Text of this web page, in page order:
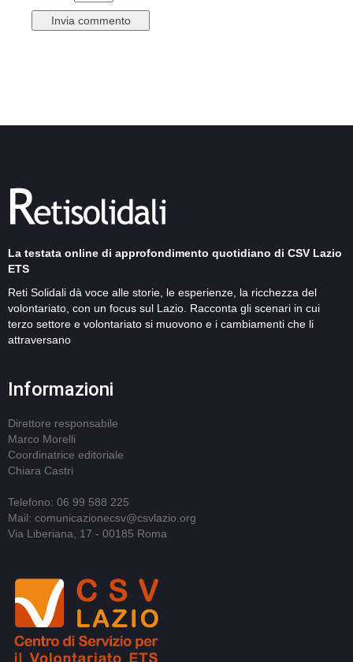
La testata online di approfondimento quotidiano di CSV Lazio
ETS
Reti Solidali dà voce alle storie, le esperienze, la ricchezza del
volontariato, con un focus sul Lazio. Racconta gli scenari in cui
terzo settore e volontariato si muovono e i cambiamenti che li
attraversano
Informazioni
Direttore responsabile
Marco Morelli
Coordinatrice editoriale
Chiara Castri
Telefono: 06 99 588 225
Mail: comunicazionecsv@csvlazio.org
Via Liberiana, 17 - 00185 Roma